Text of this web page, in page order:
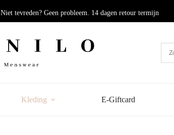
Niet tevreden? Geen probleem. 14 dagen retour termijn
Kleding E-Giftcard